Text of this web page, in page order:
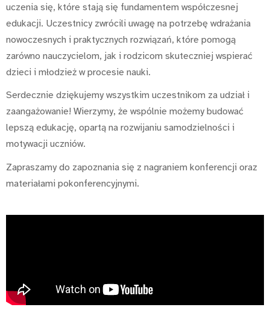
uczenia się, które stają się fundamentem współczesnej
edukacji. Uczestnicy zwrócili uwagę na potrzebę wdrażania
nowoczesnych i praktycznych rozwiązań, które pomogą
zarówno nauczycielom, jak i rodzicom skuteczniej wspierać
dzieci i młodzież w procesie nauki.
Serdecznie dziękujemy wszystkim uczestnikom za udział i
zaangażowanie! Wierzymy, że wspólnie możemy budować
lepszą edukację, opartą na rozwijaniu samodzielności i
motywacji uczniów.
Zapraszamy do zapoznania się z nagraniem konferencji oraz
materiałami pokonferencyjnymi.